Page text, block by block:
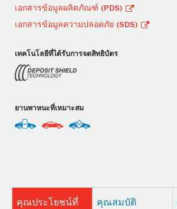
เอกสารข้อมูลผลิตภัณฑ์ (PDS)
เอกสารข้อมูลความปลอดภัย (SDS)
เทคโนโลยีที่ได้รับการจดสิทธิบัตร
ยานพาหนะที่เหมาะสม
คุณประโยชน์ที่
คุณสมบัติ